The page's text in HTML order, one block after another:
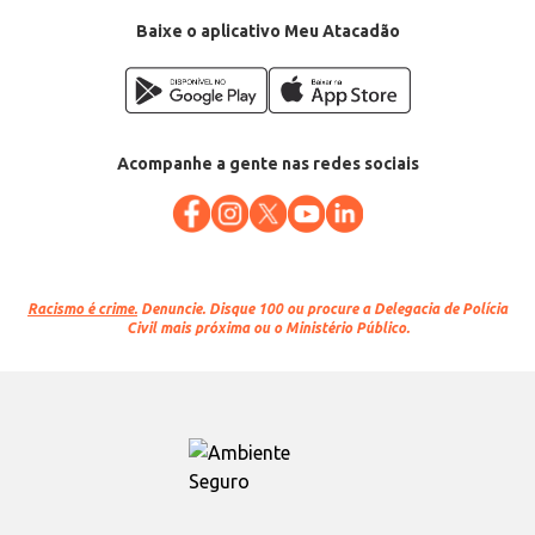
Baixe o aplicativo Meu Atacadão
Acompanhe a gente nas redes sociais
Racismo é crime. Denuncie. Disque 100 ou procure a Delegacia de Polícia
Civil mais próxima ou o Ministério Público.